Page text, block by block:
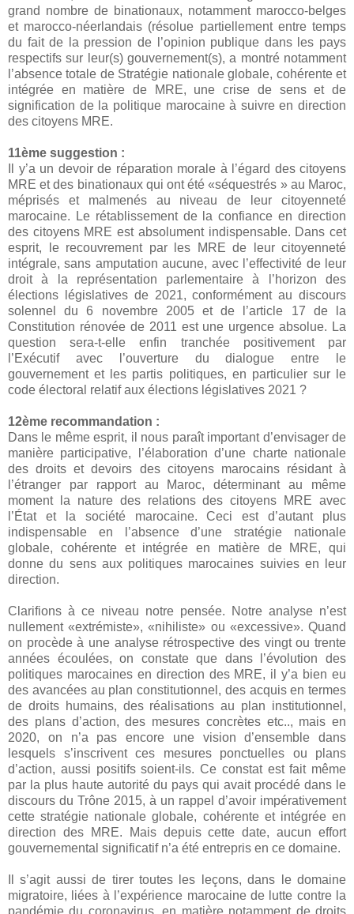
grand nombre de binationaux, notamment marocco-belges
et marocco-néerlandais (résolue partiellement entre temps
du fait de la pression de l’opinion publique dans les pays
respectifs sur leur(s) gouvernement(s), a montré notamment
l’absence totale de Stratégie nationale globale, cohérente et
intégrée en matière de MRE, une crise de sens et de
signification de la politique marocaine à suivre en direction
des citoyens MRE.
11ème suggestion :
Il y’a un devoir de réparation morale à l’égard des citoyens
MRE et des binationaux qui ont été «séquestrés » au Maroc,
méprisés et malmenés au niveau de leur citoyenneté
marocaine. Le rétablissement de la confiance en direction
des citoyens MRE est absolument indispensable. Dans cet
esprit, le recouvrement par les MRE de leur citoyenneté
intégrale, sans amputation aucune, avec l’effectivité de leur
droit à la représentation parlementaire à l’horizon des
élections législatives de 2021, conformément au discours
solennel du 6 novembre 2005 et de l’article 17 de la
Constitution rénovée de 2011 est une urgence absolue. La
question sera-t-elle enfin tranchée positivement par
l’Exécutif avec l’ouverture du dialogue entre le
gouvernement et les partis politiques, en particulier sur le
code électoral relatif aux élections législatives 2021 ?
12ème recommandation :
Dans le même esprit, il nous paraît important d’envisager de
manière participative, l’élaboration d’une charte nationale
des droits et devoirs des citoyens marocains résidant à
l’étranger par rapport au Maroc, déterminant au même
moment la nature des relations des citoyens MRE avec
l’État et la société marocaine. Ceci est d’autant plus
indispensable en l’absence d’une stratégie nationale
globale, cohérente et intégrée en matière de MRE, qui
donne du sens aux politiques marocaines suivies en leur
direction.
Clarifions à ce niveau notre pensée. Notre analyse n’est
nullement «extrémiste», «nihiliste» ou «excessive». Quand
on procède à une analyse rétrospective des vingt ou trente
années écoulées, on constate que dans l’évolution des
politiques marocaines en direction des MRE, il y’a bien eu
des avancées au plan constitutionnel, des acquis en termes
de droits humains, des réalisations au plan institutionnel,
des plans d’action, des mesures concrètes etc.., mais en
2020, on n’a pas encore une vision d’ensemble dans
lesquels s’inscrivent ces mesures ponctuelles ou plans
d’action, aussi positifs soient-ils. Ce constat est fait même
par la plus haute autorité du pays qui avait procédé dans le
discours du Trône 2015, à un rappel d’avoir impérativement
cette stratégie nationale globale, cohérente et intégrée en
direction des MRE. Mais depuis cette date, aucun effort
gouvernemental significatif n’a été entrepris en ce domaine.
Il s’agit aussi de tirer toutes les leçons, dans le domaine
migratoire, liées à l’expérience marocaine de lutte contre la